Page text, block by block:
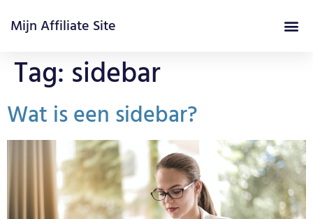
Mijn Affiliate Site
Tag: sidebar
Wat is een sidebar?